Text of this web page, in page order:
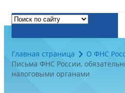
Главная страница
О ФНС
Письма ФНС России,
налоговыми органами